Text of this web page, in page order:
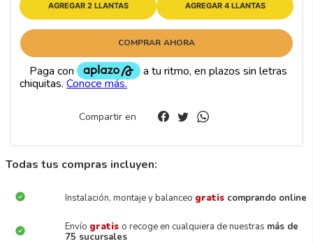
AGREGAR 2 LLANTAS AGREGAR 4 LLANTAS
COMPRAR AHORA
Compartir en
Todas tus compras incluyen:
Instalación, montaje y balanceo gratis comprando online
Envío gratis o recoge en cualquiera de nuestras más de
75 sucursales